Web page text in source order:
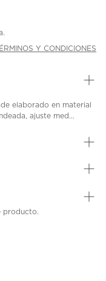
Y CONDICIONES
elaborado en material
ajuste med...
producto.